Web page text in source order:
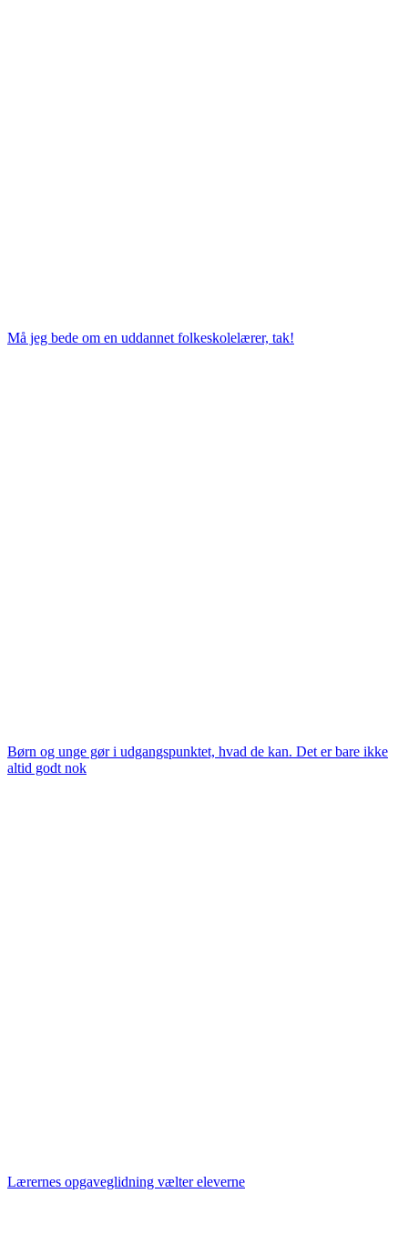
Må jeg bede om en uddannet folkeskolelærer, tak!
Børn og unge gør i udgangspunktet, hvad de kan. Det er bare ikke
altid godt nok
Lærernes opgaveglidning vælter eleverne